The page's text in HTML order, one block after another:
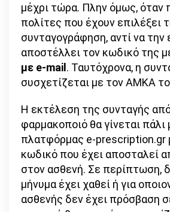
μέχρι τώρα. Πλην όμως, όταν
πολίτες που έχουν επιλέξει
συνταγογράφηση, αντί να
αποστέλλει τον κωδικό της
με e-mail . Ταυτόχρονα, η
συσχετίζεται με τον ΑΜΚΑ
Η εκτέλεση της συνταγής
φαρμακοποιό θα γίνεται
πλατφόρμας e-prescription.gr
κωδικό που έχει αποσταλεί
στον ασθενή. Σε περίπτωση,
μήνυμα έχει χαθεί ή για
ασθενής δεν έχει πρόσβαση